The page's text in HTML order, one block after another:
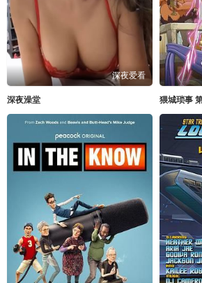
深夜爱看
深夜澡堂 猥城琐事